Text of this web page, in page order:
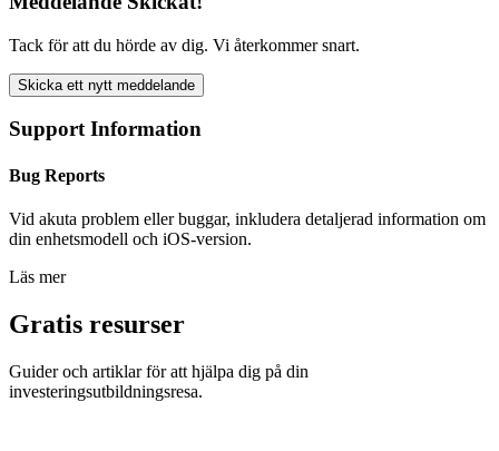
Tack för att du hörde av dig. Vi återkommer snart.
Skicka ett nytt meddelande
Support Information
Bug Reports
Vid akuta problem eller buggar, inkludera detaljerad information om
din enhetsmodell och iOS-version.
Läs mer
Gratis resurser
Guider och artiklar för att hjälpa dig på din
investeringsutbildningsresa.